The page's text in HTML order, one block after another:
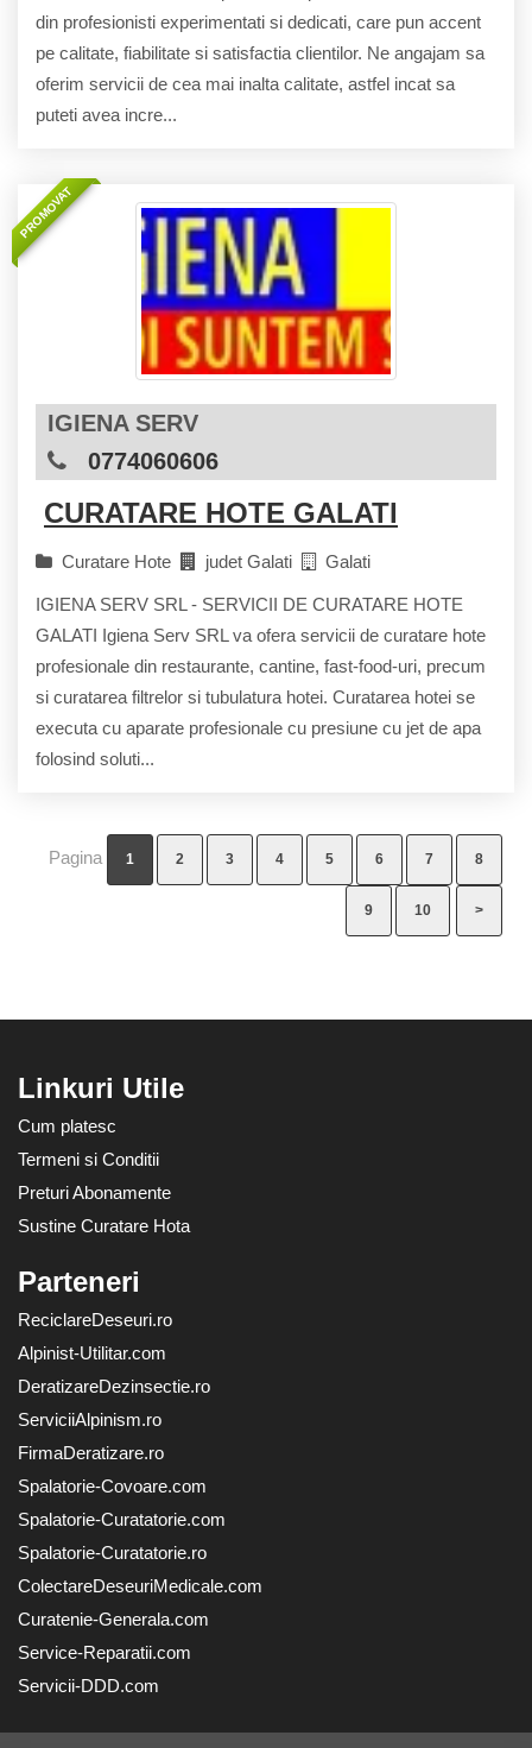
din profesionisti experimentati si dedicati, care pun accent
pe calitate, fiabilitate si satisfactia clientilor. Ne angajam sa
oferim servicii de cea mai inalta calitate, astfel incat sa
puteti avea incre...
PROMOVAT
IGIENA SERV
0774060606
CURATARE HOTE GALATI
Curatare Hote judet Galati Galati
IGIENA SERV SRL - SERVICII DE CURATARE HOTE
GALATI Igiena Serv SRL va ofera servicii de curatare hote
profesionale din restaurante, cantine, fast-food-uri, precum
si curatarea filtrelor si tubulatura hotei. Curatarea hotei se
executa cu aparate profesionale cu presiune cu jet de apa
folosind soluti...
Pagina 1 2 3 4 5 6 7 8
9 10 >
Linkuri Utile
Cum platesc
Termeni si Conditii
Preturi Abonamente
Sustine Curatare Hota
Parteneri
ReciclareDeseuri.ro
Alpinist-Utilitar.com
DeratizareDezinsectie.ro
ServiciiAlpinism.ro
FirmaDeratizare.ro
Spalatorie-Covoare.com
Spalatorie-Curatatorie.com
Spalatorie-Curatatorie.ro
ColectareDeseuriMedicale.com
Curatenie-Generala.com
Service-Reparatii.com
Servicii-DDD.com